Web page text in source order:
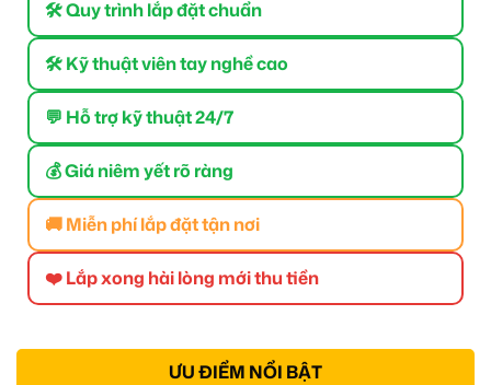
🛠 Quy trình lắp đặt chuẩn
🛠 Kỹ thuật viên tay nghề cao
💬 Hỗ trợ kỹ thuật 24/7
💰 Giá niêm yết rõ ràng
🚚 Miễn phí lắp đặt tận nơi
❤️ Lắp xong hài lòng mới thu tiền
ƯU ĐIỂM NỔI BẬT